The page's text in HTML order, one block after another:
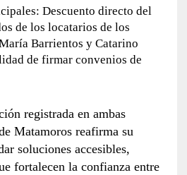
Descuento directo del
de los locatarios de los
Barrientos y Catarino
de firmar convenios de
registrada en ambas
Matamoros reafirma su
soluciones accesibles,
fortalecen la confianza entre